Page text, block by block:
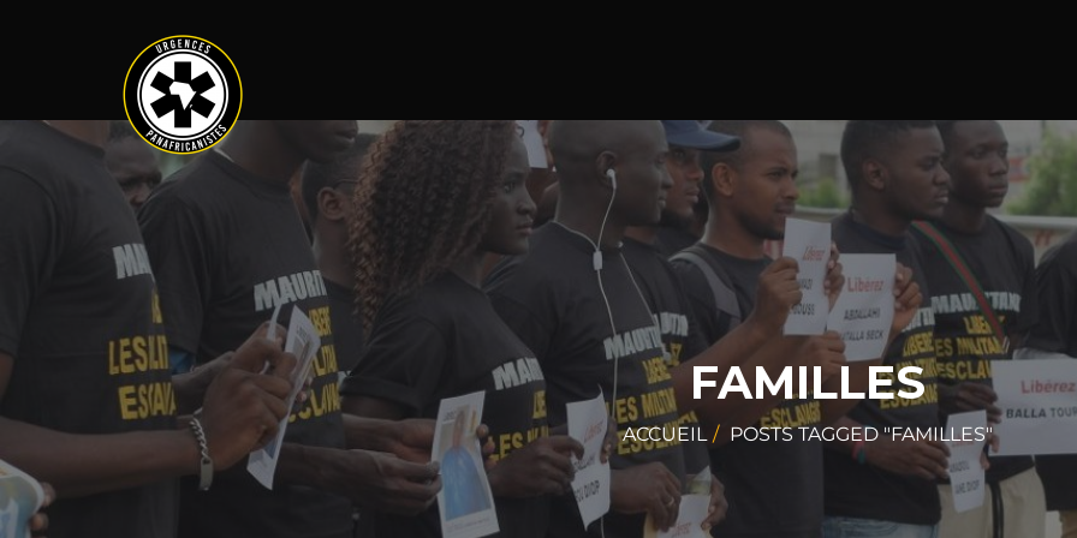
FAMILLES
ACCUEIL POSTS TAGGED "FAMILLES"